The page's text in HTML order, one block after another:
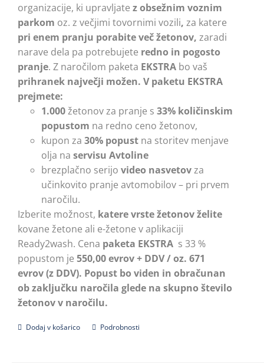
organizacije, ki upravljate z obsežnim voznim
parkom oz. z večjimi tovornimi vozili, za katere
pri enem pranju porabite več žetonov, zaradi
narave dela pa potrebujete redno in pogosto
pranje. Z naročilom paketa EKSTRA bo vaš
prihranek največji možen. V paketu EKSTRA
prejmete:
1.000žetonov za pranje s 33% količinskim
popustom na redno ceno žetonov,
kupon za 30% popust na storitev menjave
olja na servisu Avtoline
brezplačno serijo video nasvetovza
učinkovito pranje avtomobilov – pri prvem
naročilu.
Izberite možnost, katere vrste žetonov želite
kovane žetone ali e-žetone v aplikaciji
Ready2wash. Cena paketa EKSTRA s 33 %
popustom je 550,00 evrov + DDV / oz. 671
evrov (z DDV). Popust bo viden in obračunan
ob zaključku naročila glede na skupno število
žetonov v naročilu.
Dodaj v košarico Podrobnosti